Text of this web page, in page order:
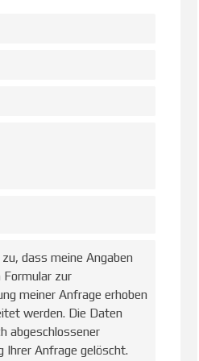
dass meine Angaben
Formular zur
meiner Anfrage erhoben
werden. Die Daten
abgeschlossener
Ihrer Anfrage gelöscht.